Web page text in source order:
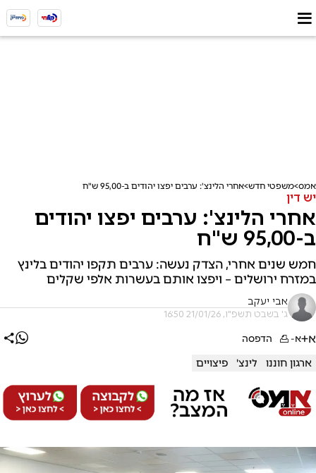
אמס משפטי חדש אחרי הלינצ': ערבים יפצו יהודים ב-95,00 ש"ח
יש דין
אחרי הלינצ': ערבים יפצו יהודים
ב-95,00 ש"ח
חמש שנים אחרי, הצדק נעשה: ערבים תקפו יהודים בלינץ
במזרח ירושלים – ויפצו אותם בעשרות אלפי שקלים
אבי יעקב
ג' בשבט תשפ"ו, 21/01/26 16:50
א+א- הדפסה
ארגון חוננו לינצ' פיצויים